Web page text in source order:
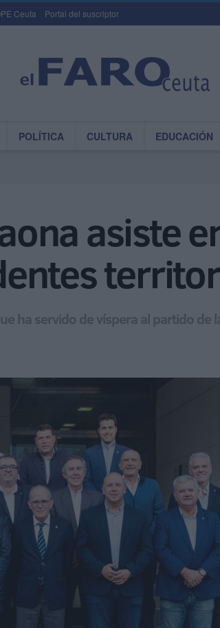
Ceuta Portal del suscriptor
POLÍTICA CULTURA EDUCACIÓN
asiste
ha servido de víspera al partido de